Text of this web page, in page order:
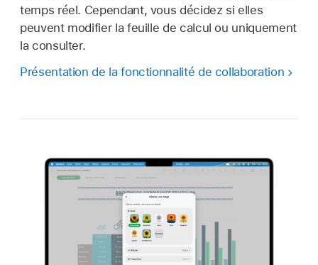
temps réel. Cependant, vous décidez si elles
peuvent modifier la feuille de calcul ou uniquement
la consulter.
Présentation de la fonctionnalité de collaboration